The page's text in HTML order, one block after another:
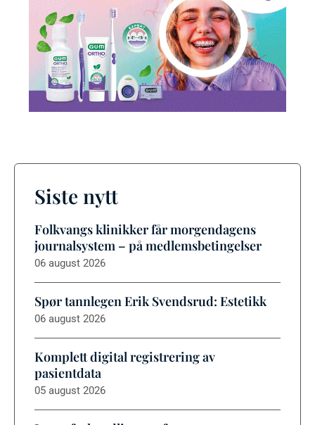
Siste nytt
Folkvangs klinikker får morgendagens
journalsystem – på medlemsbetingelser
06 august 2026
Spør tannlegen Erik Svendsrud: Estetikk
06 august 2026
Komplett digital registrering av
pasientdata
05 august 2026